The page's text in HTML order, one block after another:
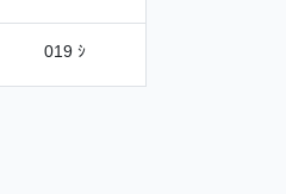
019 ｼ